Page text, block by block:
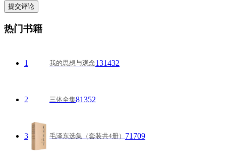
热门书籍
1 我的思想与观念131432
2 三体全集81352
3 毛泽东选集（套装共4册） 71709